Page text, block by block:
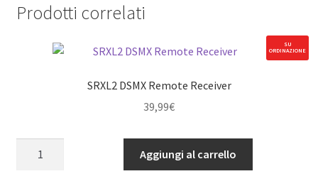
Prodotti correlati
SU
ORDINAZIONE
SRXL2 DSMX Remote Receiver
39,99€
Aggiungi al carrello